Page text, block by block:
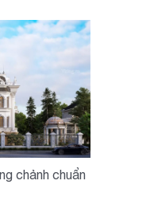
chảnh chuẩn